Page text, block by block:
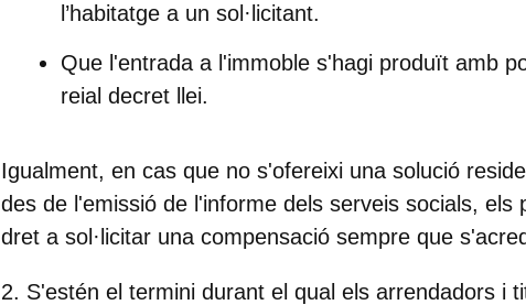
l’habitatge a un sol·licitant.
Que l'entrada a l'immoble s'hagi produït amb
reial decret llei.
Igualment, en cas que no s'ofereixi una solució
des de l'emissió de l'informe dels serveis socials, els
dret a sol·licitar una compensació sempre que
2. S'estén el termini durant el qual els arrendadors i